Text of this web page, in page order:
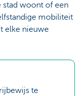
stad woont of een
mobiliteit
elke nieuwe
te